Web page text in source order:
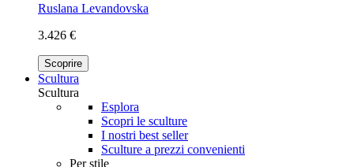
Ruslana Levandovska
3.426 €
Scoprire
Scultura
Scultura
Esplora
Scopri le sculture
I nostri best seller
Sculture a prezzi convenienti
Per stile